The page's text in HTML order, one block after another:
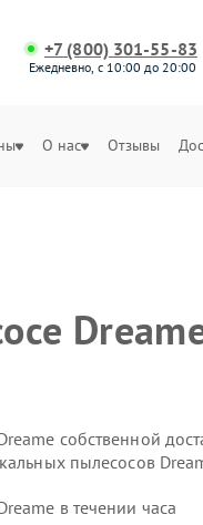
+7 (800) 301-55-83
Ежедневно, с 10:00 до 20:00
О нас Отзывы
собственной
пылесосов
в течении часа